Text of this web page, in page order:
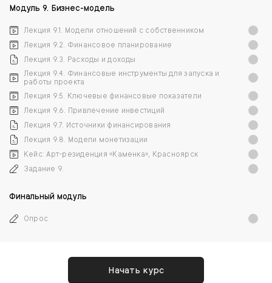
Модуль 9. Бизнес-модель
Лекция 9.1. Модели отношений с собственником
Лекция 9.2. Финансовое планирование
Лекция 9.3. Расходы и доходы
Лекция 9.4. Финансовые инструменты для запуска и
работы проекта
Лекция 9.5. Ключевые финансовые показатели
Лекция 9.6. Привлечение инвестиций
Лекция 9.7. Источники финансирования
Лекция 9.8. Модели монетизации
Кейс: Арт-резиденция «Каменка», Красноярск
Задание 9.
Финальный модуль
Опрос
Начать курс